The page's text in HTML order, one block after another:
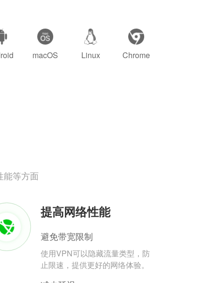
macOS Linux Chrome
能等方面
提高网络性能
避免带宽限制
使用VPN可以隐藏流量类型，防
止限速，提供更好的网络体验。